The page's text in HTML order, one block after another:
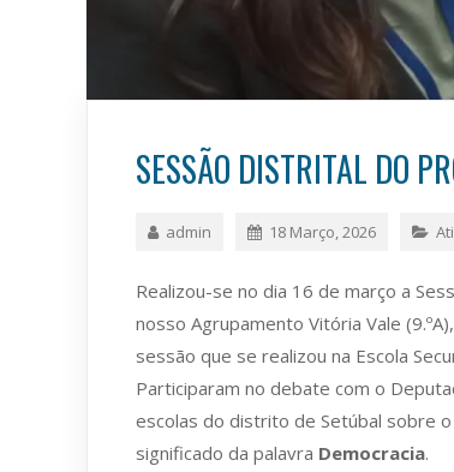
SESSÃO DISTRITAL DO
admin 18 Março, 2026
Realizou-se no dia 16 de março a
nosso Agrupamento Vitória Vale
sessão que se realizou na Escola
Participaram no debate com o
escolas do distrito de Setúbal sobre o
significado da palavra Democracia.